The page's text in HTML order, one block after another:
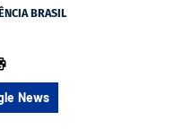
BRASIL
News